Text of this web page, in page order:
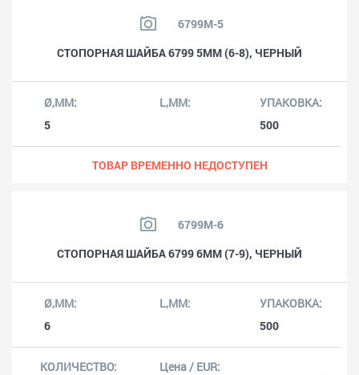
6799M-5
СТОПОРНАЯ ШАЙБА 6799 5MM (6-8), ЧЕРНЫЙ
5 500
ТОВАР ВРЕМЕННО НЕДОСТУПЕН
6799M-6
СТОПОРНАЯ ШАЙБА 6799 6MM (7-9), ЧЕРНЫЙ
6 500